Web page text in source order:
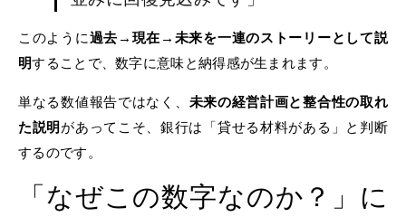
このように過去→現在→未来を一連のストーリーとして説
明することで、数字に意味と納得感が生まれます。
単なる数値報告ではなく、 未来の経営計画と整合性の取れ
た説明 があってこそ、銀行は「貸せる材料がある」と判断
するのです。
「なぜこの数字なのか？」に